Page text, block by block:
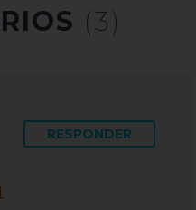
(3)
RESPONDER